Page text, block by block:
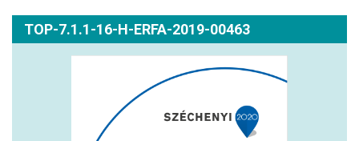
TOP-7.1.1-16-H-ERFA-2019-00463